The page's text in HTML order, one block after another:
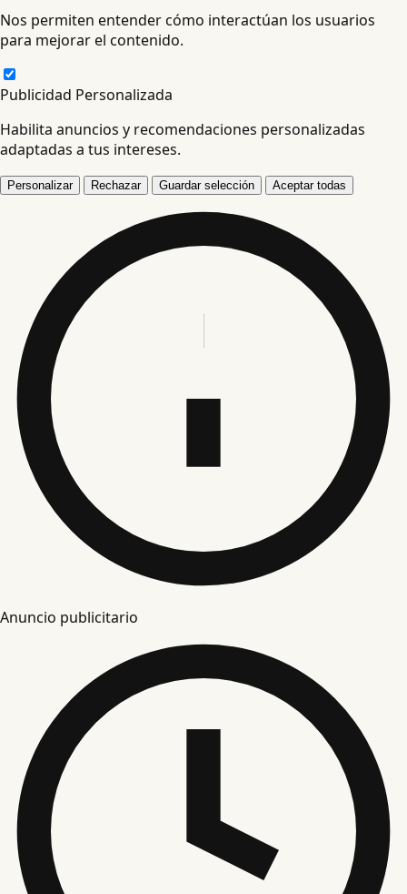
Nos permiten entender cómo interactúan los usuarios
para mejorar el contenido.
Publicidad Personalizada
Habilita anuncios y recomendaciones personalizadas
adaptadas a tus intereses.
Personalizar Rechazar Guardar selección Aceptar todas
Anuncio publicitario